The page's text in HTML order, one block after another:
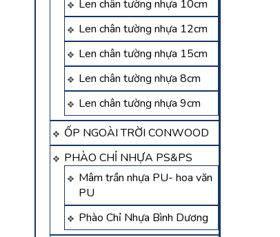
Len chân tường nhựa 10cm
Len chân tường nhựa 12cm
Len chân tường nhựa 15cm
Len chân tường nhựa 8cm
Len chân tường nhựa 9cm
ỐP NGOÀI TRỜI CONWOOD
PHÀO CHỈ NHỰA PS&PS
Mâm trần nhựa PU- hoa văn
PU
Phào Chỉ Nhựa Bình Dương